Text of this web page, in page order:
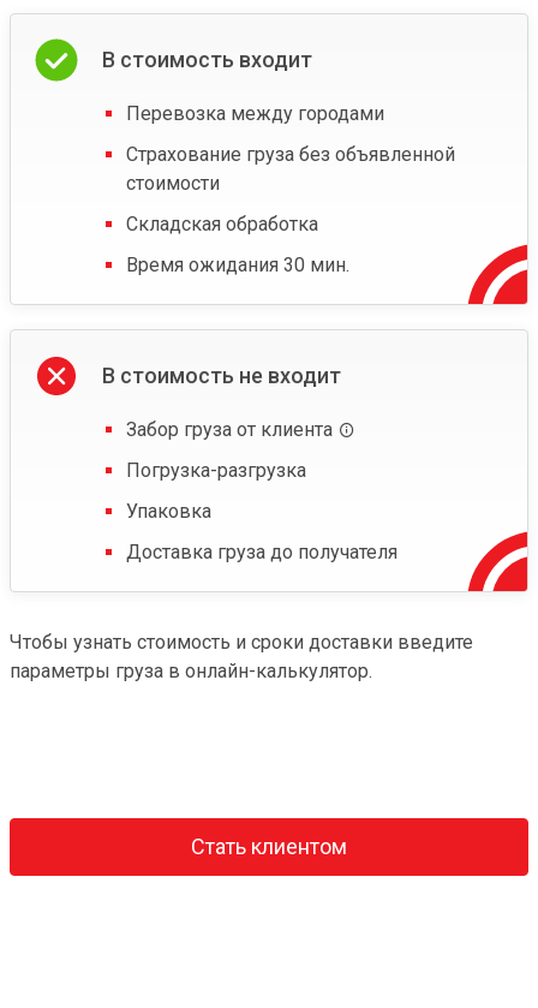
В стоимость входит
Перевозка между городами
Страхование груза без объявленной
стоимости
Складская обработка
Время ожидания 30 мин.
В стоимость не входит
Забор груза от клиента
Погрузка-разгрузка
Упаковка
Доставка груза до получателя
Чтобы узнать стоимость и сроки доставки введите
параметры груза в онлайн-калькулятор.
Стать клиентом